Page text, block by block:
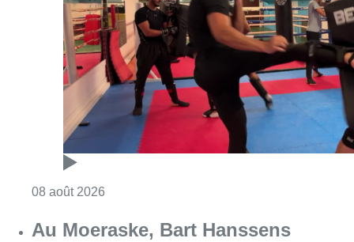
08 août 2026
Au Moeraske, Bart Hanssens